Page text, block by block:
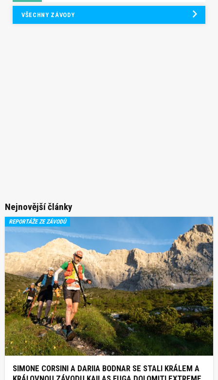
VŠECHNY ZÁVODY
Nejnovější články
REPORTÁŽE ZE ZÁVODŮ
SIMONE CORSINI A DARIIA BODNAR SE STALI KRÁLEM A